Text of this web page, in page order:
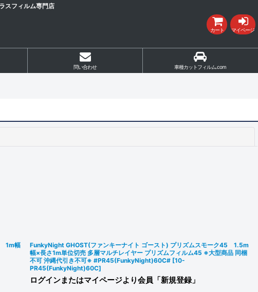
スフィルム専門店
カート マイページ
問い合わせ 車種カットフィルム.com
1m幅
FunkyNight GHOST(ファンキーナイト ゴースト) プリズムスモーク45 1.5m
幅×長さ1m単位切売 多層マルチレイヤー プリズムフィルム45 ※大型商品 同梱
不可 沖縄代引き不可※ #PR45(FunkyNight)60C# [10-
PR45(FunkyNight)60C]
ログインまたはマイページより会員「新規登録」